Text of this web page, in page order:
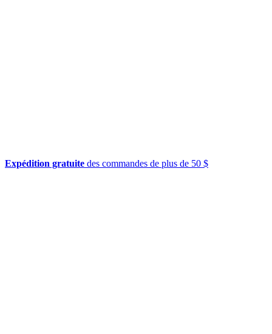
Expédition gratuite des commandes de plus de 50 $